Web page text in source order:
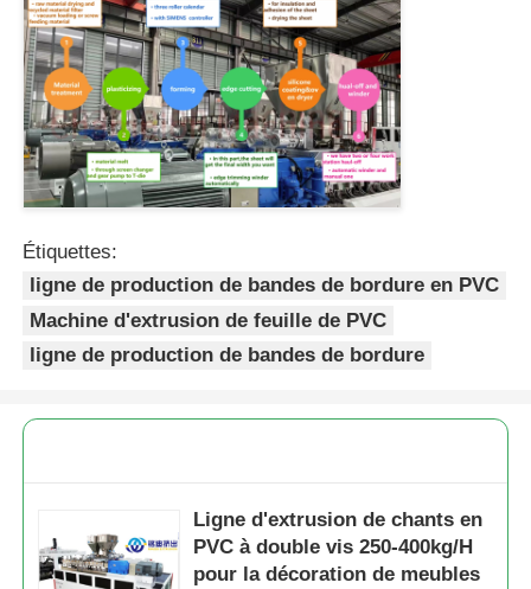
Étiquettes:
ligne de production de bandes de bordure en PVC
Machine d'extrusion de feuille de PVC
ligne de production de bandes de bordure
Ligne d'extrusion de chants en
PVC à double vis 250-400kg/H
pour la décoration de meubles